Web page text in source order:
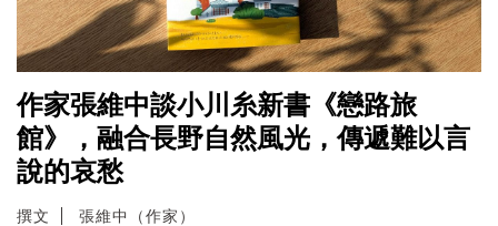
作家張維中談小川糸新書《戀路旅
館》，融合長野自然風光，傳遞難以言
說的哀愁
撰文 張維中（作家）